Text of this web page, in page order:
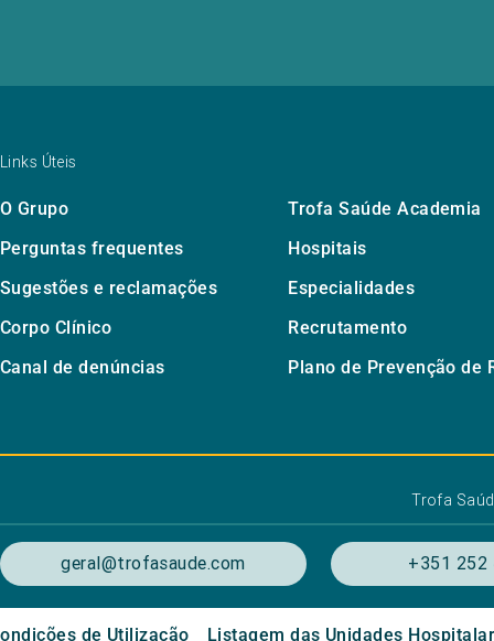
Links Úteis
O Grupo Trofa Saúde Academia
Perguntas frequentes
Hospitais
Sugestões e reclamações
Especialidades
Corpo Clínico
Recrutamento
Canal de denúncias
Plano de Prevenção de
Trofa
geral@trofasaude.com +351 252
de Utilização Listagem das Unidades